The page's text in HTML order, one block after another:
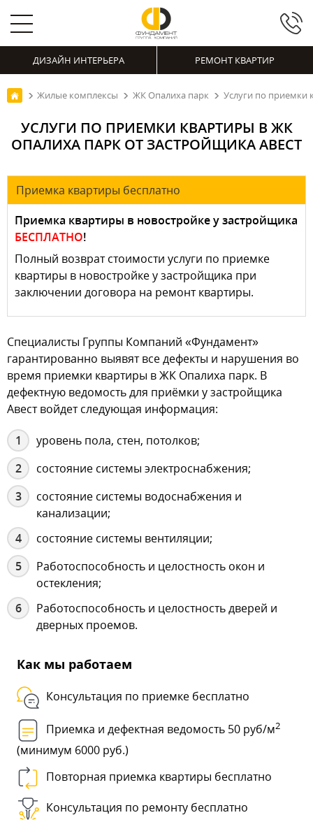
ДИЗАЙН ИНТЕРЬЕРА РЕМОНТ КВАРТИР
Жилые комплексы ЖК Опалиха парк Услуги по приемки
УСЛУГИ ПО ПРИЕМКИ КВАРТИРЫ В ЖК
ОПАЛИХА ПАРК ОТ ЗАСТРОЙЩИКА АВЕСТ
Приемка квартиры бесплатно
Приемка квартиры в новостройке у застройщика
БЕСПЛАТНО!
Полный возврат стоимости услуги по приемке
квартиры в новостройке у застройщика при
заключении договора на ремонт квартиры.
Специалисты Группы Компаний «Фундамент»
гарантированно выявят все дефекты и нарушения во
время приемки квартиры в ЖК Опалиха парк. В
дефектную ведомость для приёмки у застройщика
Авест войдет следующая информация:
уровень пола, стен, потолков;
состояние системы электроснабжения;
состояние системы водоснабжения и
канализации;
состояние системы вентиляции;
Работоспособность и целостность окон и
остекления;
Работоспособность и целостность дверей и
дверных проемов.
Как мы работаем
Консультация по приемке бесплатно
Приемка и дефектная ведомость 50 руб/м2
(минимум 6000 руб.)
Повторная приемка квартиры бесплатно
Консультация по ремонту бесплатно